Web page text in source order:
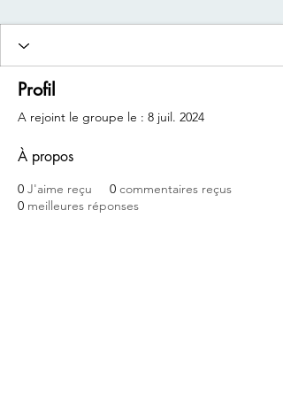
Profil
A rejoint le groupe le : 8 juil. 2024
À propos
0 J'aime reçu 0 commentaires reçus
0 meilleures réponses